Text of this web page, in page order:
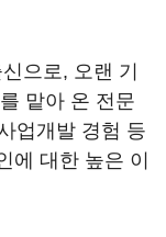
으로, 오랜 기
맡아 온 전문
업개발 경험 등
에 대한 높은 이